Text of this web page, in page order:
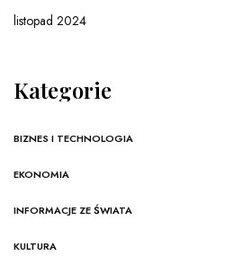
listopad 2024
Kategorie
BIZNES I TECHNOLOGIA
EKONOMIA
INFORMACJE ZE ŚWIATA
KULTURA